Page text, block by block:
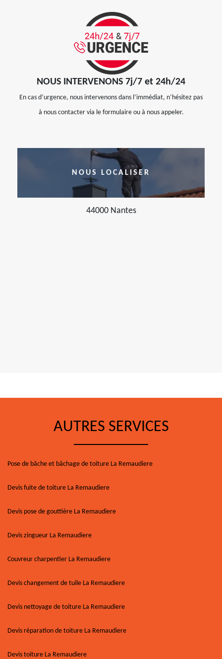
NOUS INTERVENONS 7j/7 et 24h/24
En cas d’urgence, nous intervenons dans l’immédiat, n’hésitez pas
à nous contacter via le formulaire ou à nous appeler.
NOUS LOCALISER
44000 Nantes
AUTRES SERVICES
Pose de bâche et bâchage de toiture La Remaudiere
Devis fuite de toiture La Remaudiere
Devis pose de gouttière La Remaudiere
Devis zingueur La Remaudiere
Couvreur charpentier La Remaudiere
Devis changement de tuile La Remaudiere
Devis nettoyage de toiture La Remaudiere
Devis réparation de toiture La Remaudiere
Devis toiture La Remaudiere